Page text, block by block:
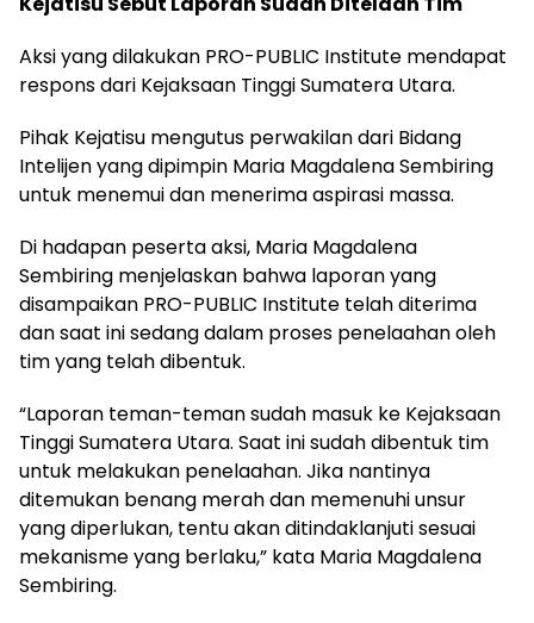
Aksi yang dilakukan PRO-PUBLIC Institute mendapat
respons dari Kejaksaan Tinggi Sumatera Utara.
Pihak Kejatisu mengutus perwakilan dari Bidang
Intelijen yang dipimpin Maria Magdalena Sembiring
untuk menemui dan menerima aspirasi massa.
Di hadapan peserta aksi, Maria Magdalena
Sembiring menjelaskan bahwa laporan yang
disampaikan PRO-PUBLIC Institute telah diterima
dan saat ini sedang dalam proses penelaahan oleh
tim yang telah dibentuk.
“Laporan teman-teman sudah masuk ke Kejaksaan
Tinggi Sumatera Utara. Saat ini sudah dibentuk tim
untuk melakukan penelaahan. Jika nantinya
ditemukan benang merah dan memenuhi unsur
yang diperlukan, tentu akan ditindaklanjuti sesuai
mekanisme yang berlaku,” kata Maria Magdalena
Sembiring.